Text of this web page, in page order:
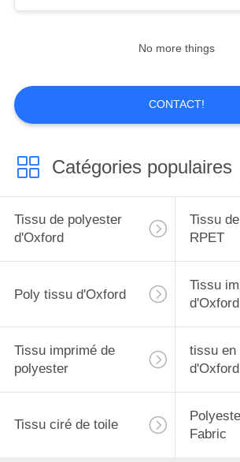
NOUS
D'USINE
DE
QUALITÉ
CONTACTEZ-
NOUS
UNE
CITATION
PLAN
No more things
CONTACT!
Catégories populaires
Tissu de polyester
d'Oxford
Tissu
RPET
Poly tissu d'Oxford
Tissu
d'Oxford
Tissu imprimé de
polyester
tissu en
d'Oxford
Tissu ciré de toile
Fabric